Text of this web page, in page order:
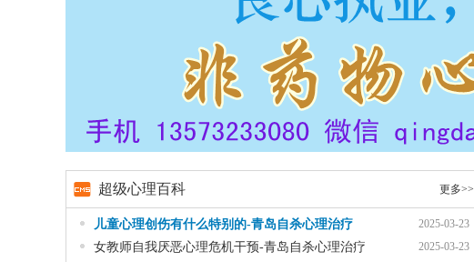
超级心理百科 更多>>
儿童心理创伤有什么特别的-青岛自杀心理治疗 2025-03-23
女教师自我厌恶心理危机干预-青岛自杀心理治疗 2025-03-23